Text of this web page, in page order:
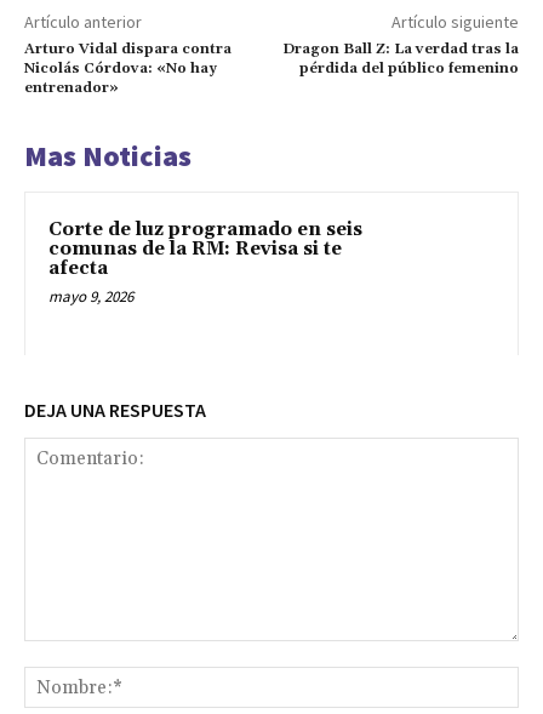
Artículo anterior
Arturo Vidal dispara contra
Nicolás Córdova: «No hay
entrenador»
Artículo siguiente
Dragon Ball Z: La verdad tras la
pérdida del público femenino
Mas Noticias
Corte de luz programado en seis
comunas de la RM: Revisa si te
afecta
mayo 9, 2026
DEJA UNA RESPUESTA